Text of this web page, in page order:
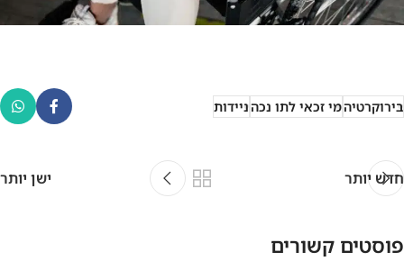
בירוקרטיהמי זכאי לתו נכהניידות
חדש יותר ישן יותר
פוסטים קשורים